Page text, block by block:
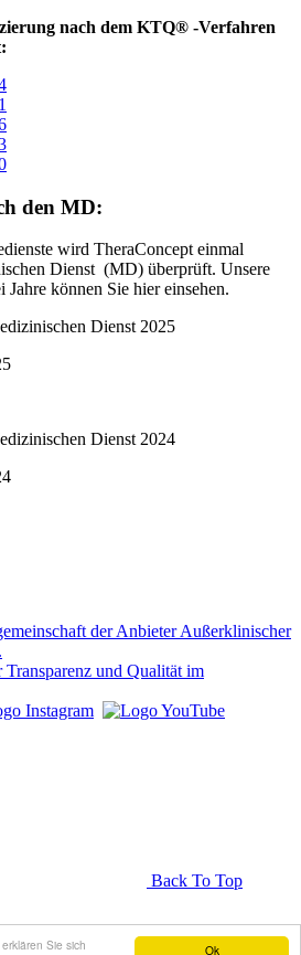
Ok
Sie sich
nach dem KTQ® -Verfahren
den MD:
wird TheraConcept einmal
Dienst (MD) überprüft. Unsere
Jahre können Sie hier einsehen.
Dienst 2025
Dienst 2024
Back To Top